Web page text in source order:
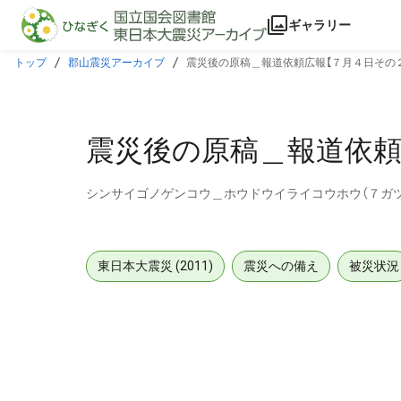
本文に飛ぶ
ギャラリー
トップ 郡山震災アーカイブ 震災後の原稿＿報道依頼広報【７月４日その２
震災後の原稿＿報道依頼
シンサイゴノゲンコウ＿ホウドウイライコウホウ（７ガ
東日本大震災 (2011) 震災への備え 被災状況